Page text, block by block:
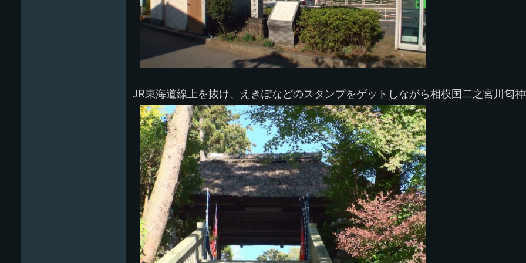
JR東海道線上を抜け、えきぽなどのスタンプをゲットしながら相模国二之宮川匂